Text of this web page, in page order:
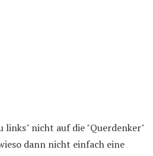
links" nicht auf die "Querdenker"
dann nicht einfach eine